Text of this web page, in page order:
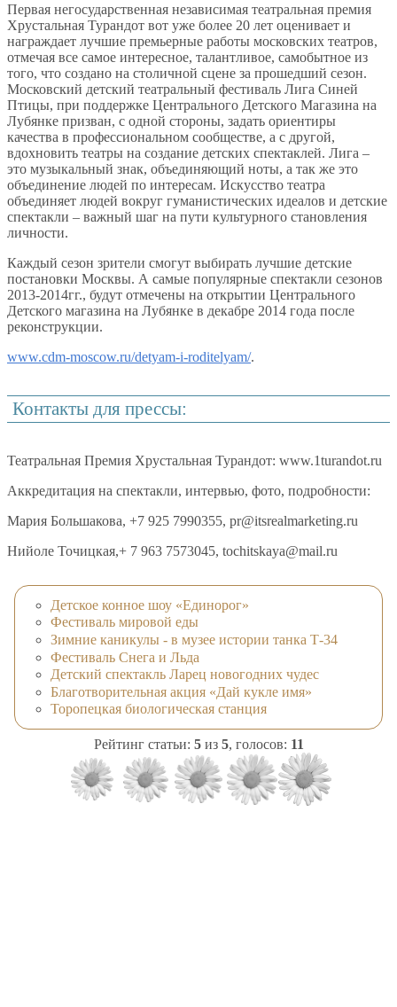
Первая негосударственная независимая театральная премия
Хрустальная Турандот вот уже более 20 лет оценивает и
награждает лучшие премьерные работы московских театров,
отмечая все самое интересное, талантливое, самобытное из
того, что создано на столичной сцене за прошедший сезон.
Московский детский театральный фестиваль Лига Синей
Птицы, при поддержке Центрального Детского Магазина на
Лубянке призван, с одной стороны, задать ориентиры
качества в профессиональном сообществе, а с другой,
вдохновить театры на создание детских спектаклей. Лига –
это музыкальный знак, объединяющий ноты, а так же это
объединение людей по интересам. Искусство театра
объединяет людей вокруг гуманистических идеалов и детские
спектакли – важный шаг на пути культурного становления
личности.
Каждый сезон зрители смогут выбирать лучшие детские
постановки Москвы. А самые популярные спектакли сезонов
2013-2014гг., будут отмечены на открытии Центрального
Детского магазина на Лубянке в декабре 2014 года после
реконструкции.
www.cdm-moscow.ru/detyam-i-roditelyam/.
Контакты для прессы:
Театральная Премия Хрустальная Турандот: www.1turandot.ru
Аккредитация на спектакли, интервью, фото, подробности:
Мария Большакова, +7 925 7990355, pr@itsrealmarketing.ru
Нийоле Точицкая,+ 7 963 7573045, tochitskaya@mail.ru
Детское конное шоу «Единорог»
Фестиваль мировой еды
Зимние каникулы - в музее истории танка Т-34
Фестиваль Снега и Льда
Детский спектакль Ларец новогодних чудес
Благотворительная акция «Дай кукле имя»
Торопецкая биологическая станция
Рейтинг статьи: 5из 5, голосов: 11